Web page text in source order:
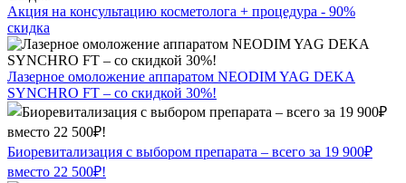
Акция на консультацию косметолога + процедура - 90%
скидка
Лазерное омоложение аппаратом NEODIM YAG DEKA
SYNCHRO FT – со скидкой 30%!
Биоревитализация с выбором препарата – всего за 19 900₽
вместо 22 500₽!